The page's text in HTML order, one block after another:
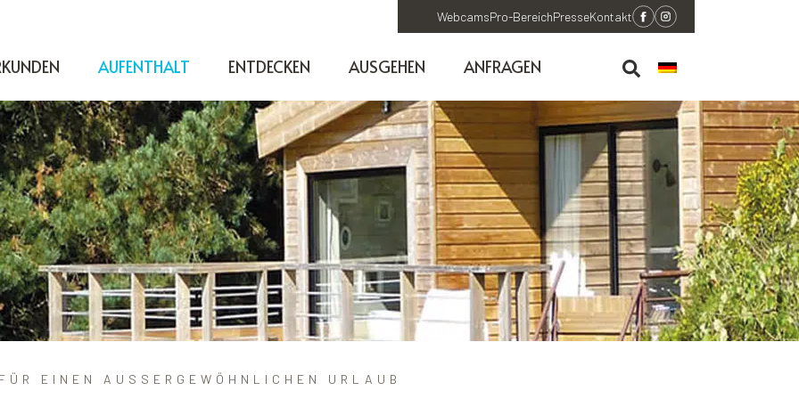
WebcamsPro-BereichPresseKontakt
AUFENTHALT ENTDECKEN AUSGEHEN ANFRAGEN
EINEN AUSSERGEWÖHNLICHEN URLAUB